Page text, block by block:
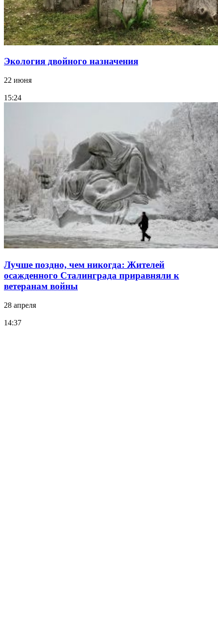
Экология двойного назначения
22 июня
15:24
Лучше поздно, чем никогда: Жителей
осажденного Сталинграда приравняли к
ветеранам войны
28 апреля
14:37